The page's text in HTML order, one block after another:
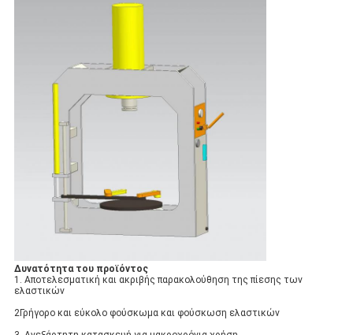
Δυνατότητα του προϊόντος
1. Αποτελεσματική και ακριβής παρακολούθηση της πίεσης των
ελαστικών
2Γρήγορο και εύκολο φούσκωμα και φούσκωση ελαστικών